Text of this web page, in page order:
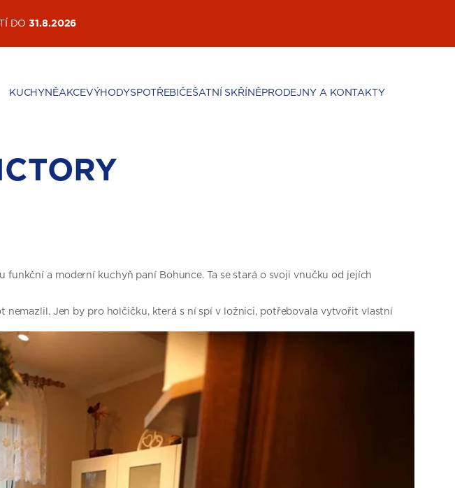
DO31.8.2026
KUCHYNĚAKCEVÝHODYSPOTŘEBIČEŠATNÍ SKŘÍNĚPRODEJNY A KONTAKTY
a moderní kuchyň paní Bohunce. Ta se stará o svoji vnučku od jejích
Jen by pro holčičku, která s ní spí v ložnici, potřebovala vytvořit vlastní